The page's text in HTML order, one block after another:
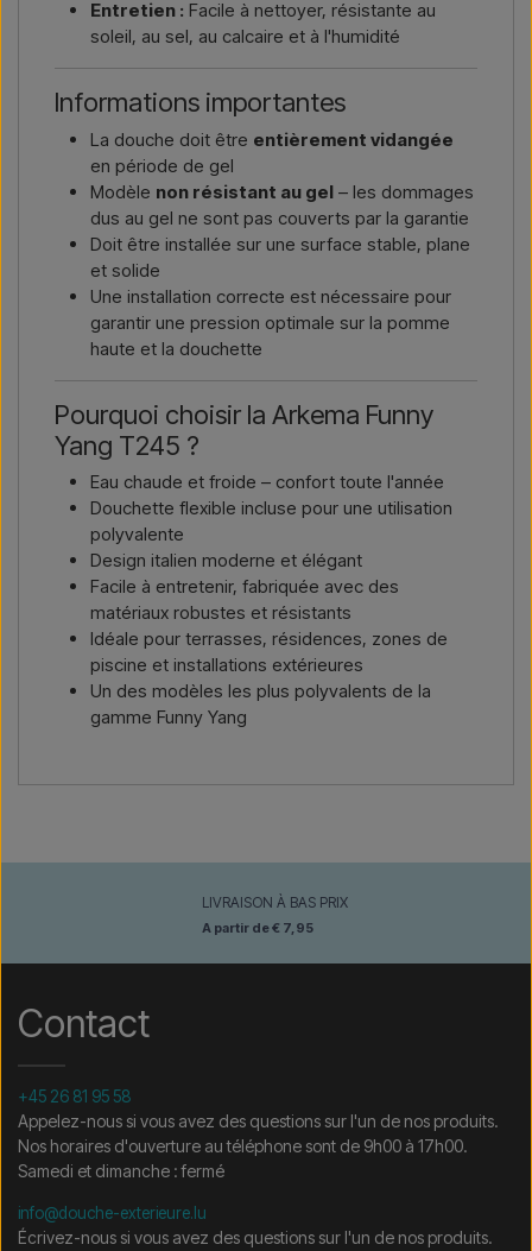
Entretien : Facile à nettoyer, résistante au
soleil, au sel, au calcaire et à l'humidité
Informations importantes
La douche doit être entièrement vidangée
en période de gel
Modèle non résistant au gel – les dommages
dus au gel ne sont pas couverts par la garantie
Doit être installée sur une surface stable, plane
et solide
Une installation correcte est nécessaire pour
garantir une pression optimale sur la pomme
haute et la douchette
Pourquoi choisir la Arkema Funny
Yang T245 ?
Eau chaude et froide – confort toute l'année
Douchette flexible incluse pour une utilisation
polyvalente
Design italien moderne et élégant
Facile à entretenir, fabriquée avec des
matériaux robustes et résistants
Idéale pour terrasses, résidences, zones de
piscine et installations extérieures
Un des modèles les plus polyvalents de la
gamme Funny Yang
LIVRAISON À BAS PRIX
A partir de € 7,95
Contact
+45 26 81 95 58
Appelez-nous si vous avez des questions sur l'un de nos produits.
Nos horaires d'ouverture au téléphone sont de 9h00 à 17h00.
Samedi et dimanche : fermé
info@douche-exterieure.lu
Écrivez-nous si vous avez des questions sur l'un de nos produits.